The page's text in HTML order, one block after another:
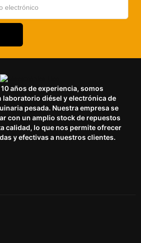
años de experiencia, somos
laboratorio diésel y electrónica de
pesada. Nuestra empresa se
con un amplio stock de repuestos
calidad, lo que nos permite ofrecer
y efectivas a nuestros clientes.